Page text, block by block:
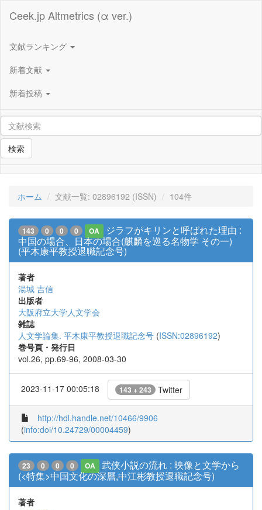
Ceek.jp Altmetrics (α ver.)
文献ランキング
新着文献
新着投稿
検索
ホーム 文献一覧: 02896192 (ISSN) 104件
143 0 0 0 OA
ジラフがキリンと呼ばれた理由 :
中国の場合、日本の場合(麒麟を巡る名物学 その一)
(平木康平教授退職記念号)
著者
湯城 吉信
出版者
大阪府立大学人文学会
雑誌
人文学論集. 平木康平教授退職記念号 (ISSN:02896192)
巻号頁・発行日
vol.26, pp.69-96, 2008-03-30
2023-11-17 00:05:18 143 + 243 Twitter
http://hdl.handle.net/10466/9906
(info:doi/10.24729/00004459)
23 0 0 0 OA
武侠小説の流れ : 映像と文学から
(<特集>中国文化の深層,中江彬教授退職記念号)
著者